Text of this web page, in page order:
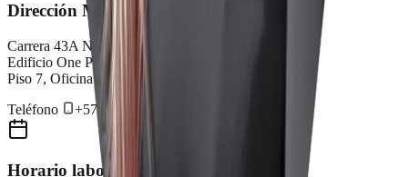
Dirección Medellín
Carrera 43A No. 5A-113
Edificio One Plaza P.H., Torre Sur
Piso 7, Oficina 0713
Teléfono
+57 312 6944221
Horario laboral